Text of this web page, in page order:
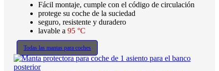
Fácil montaje, cumple con el código de circulación
protege su coche de la suciedad
seguro, resistente y duradero
lavable a 95 °C
Todas las mantas para coches